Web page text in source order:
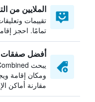
الملايين من
تقييمات
تمامًا. احجز
أفضل صفقات
ومكان إقامة
مقارنة أماكن